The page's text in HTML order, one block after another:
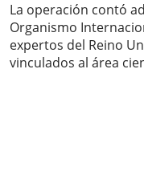
La operación contó
Organismo
expertos del Reino
vinculados al área